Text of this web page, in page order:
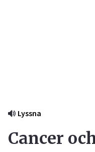
Lyssna
Cancer